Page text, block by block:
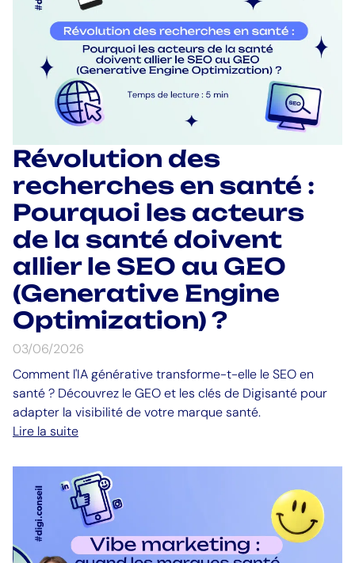
Révolution des
recherches en santé :
Pourquoi les acteurs
de la santé doivent
allier le SEO au GEO
(Generative Engine
Optimization) ?
03/06/2026
Comment l'IA générative transforme-t-elle le SEO en
santé ? Découvrez le GEO et les clés de Digisanté pour
adapter la visibilité de votre marque santé.
Lire la suite